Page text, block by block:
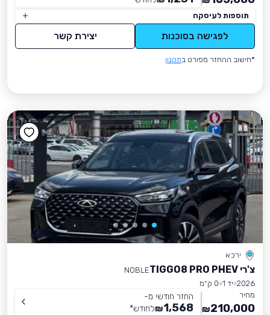
תוספות לעיסקה
לפגישה בסוכנות יצירת קשר
*חישוב ההחזר מפורט בתקנון
ירכא
צ'רי TIGGO8 PRO PHEV
NOBLE
2026 יד 1
0 ק״מ
מחיר
210,000
₪
החזר חודשי מ-
1,568
₪לחודש*